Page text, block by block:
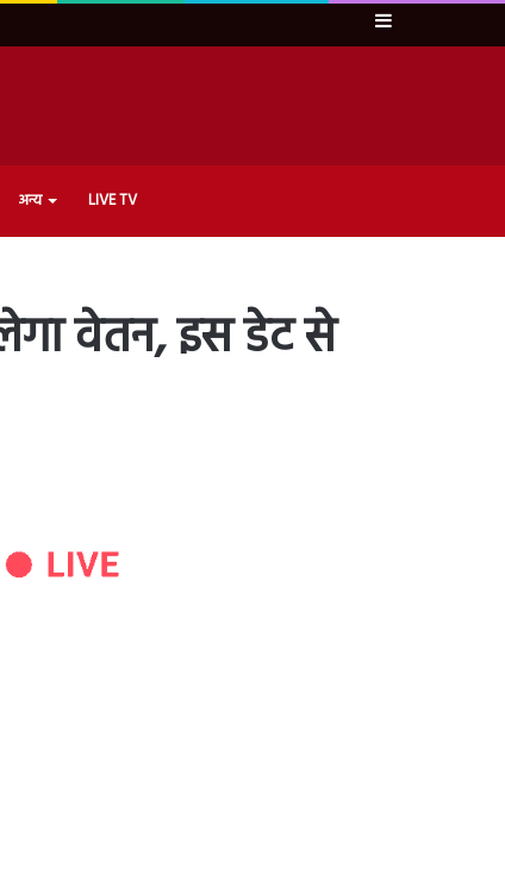
Sidebar
अन्य LIVE TV
वेतन, इस डेट से